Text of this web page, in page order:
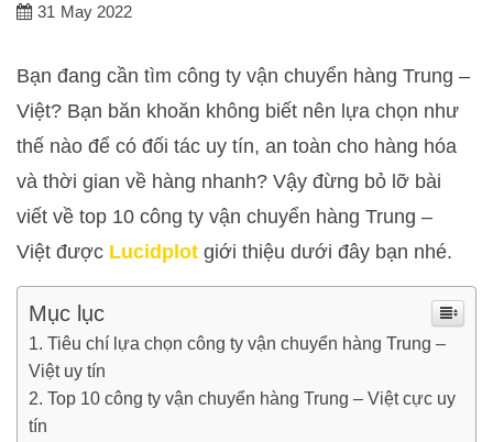
31 May 2022
Bạn đang cần tìm công ty vận chuyển hàng Trung –
Việt? Bạn băn khoăn không biết nên lựa chọn như
thế nào để có đối tác uy tín, an toàn cho hàng hóa
và thời gian về hàng nhanh? Vậy đừng bỏ lỡ bài
viết về top 10 công ty vận chuyển hàng Trung –
Việt được Lucidplot giới thiệu dưới đây bạn nhé.
Mục lục
Tiêu chí lựa chọn công ty vận chuyển hàng Trung –
Việt uy tín
Top 10 công ty vận chuyển hàng Trung – Việt cực uy
tín